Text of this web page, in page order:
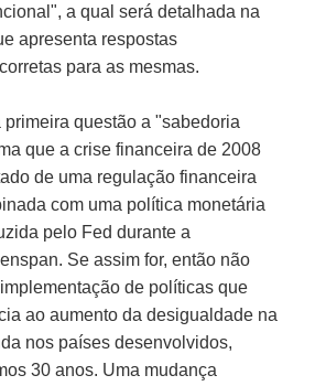
a qual será detalhada na
apresenta respostas
para as mesmas.
primeira questão a "sabedoria
que a crise financeira de 2008
de uma regulação financeira
com uma política monetária
pelo Fed durante a
. Se assim for, então não
de políticas que
ao aumento da desigualdade na
nos países desenvolvidos,
30 anos. Uma mudança